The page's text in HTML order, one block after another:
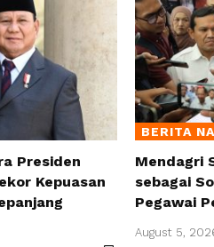
Presiden
Kepuasan
BERITA
Mendagri
sebagai
Pegawai
August 5,